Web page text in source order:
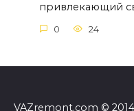
привлекающий
0 24
VAZremont.com ©